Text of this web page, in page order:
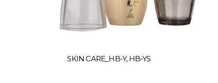
SKIN CARE_HB-Y, HB-YS